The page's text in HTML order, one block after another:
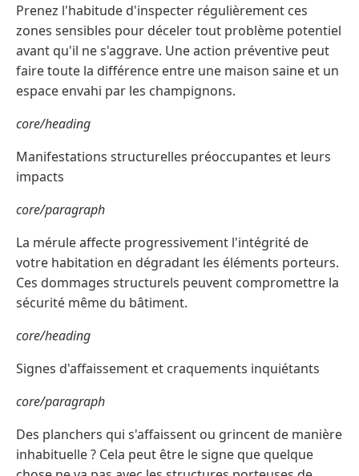
Prenez l'habitude d'inspecter régulièrement ces
zones sensibles pour déceler tout problème potentiel
avant qu'il ne s'aggrave. Une action préventive peut
faire toute la différence entre une maison saine et un
espace envahi par les champignons.
core/heading
Manifestations structurelles préoccupantes et leurs
impacts
core/paragraph
La mérule affecte progressivement l'intégrité de
votre habitation en dégradant les éléments porteurs.
Ces dommages structurels peuvent compromettre la
sécurité même du bâtiment.
core/heading
Signes d'affaissement et craquements inquiétants
core/paragraph
Des planchers qui s'affaissent ou grincent de manière
inhabituelle ? Cela peut être le signe que quelque